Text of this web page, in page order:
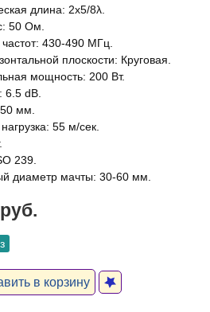
длина: 2x5/8λ.
50 Ом.
430-490 МГц.
плоскости: Круговая.
мощность: 200 Вт.
6.5 dB.
мм.
55 м/сек.
239.
диаметр мачты: 30-60 мм.
в корзину